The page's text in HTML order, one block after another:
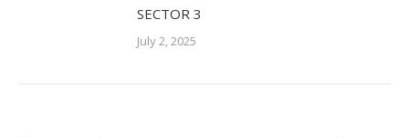
SECTOR 3
July 2, 2025